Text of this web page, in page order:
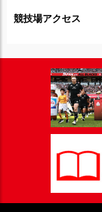
競技場アクセス